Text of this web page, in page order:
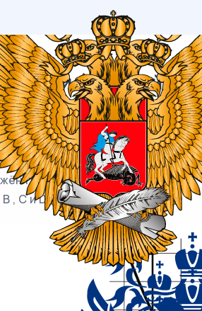
(типовой)
/ База / 07
/ 119
график функции y = f(x) и
, C и D на оси Ox .